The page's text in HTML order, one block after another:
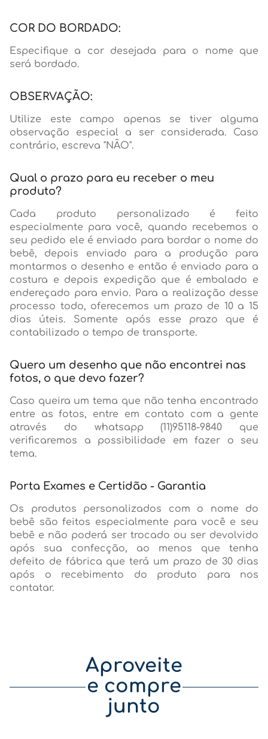
COR DO BORDADO:
Especifique a cor desejada para o nome que
será bordado.
OBSERVAÇÃO:
Utilize este campo apenas se tiver alguma
observação especial a ser considerada. Caso
contrário, escreva "NÃO".
Qual o prazo para eu receber o meu
produto?
Cada produto personalizado é feito
especialmente para você, quando recebemos o
seu pedido ele é enviado para bordar o nome do
bebê, depois enviado para a produção para
montarmos o desenho e então é enviado para a
costura e depois expedição que é embalado e
endereçado para envio. Para a realização desse
processo todo, oferecemos um prazo de 10 a 15
dias úteis. Somente após esse prazo que é
contabilizado o tempo de transporte.
Quero um desenho que não encontrei nas
fotos, o que devo fazer?
Caso queira um tema que não tenha encontrado
entre as fotos, entre em contato com a gente
através do whatsapp (11)95118-9840 que
verificaremos a possibilidade em fazer o seu
tema.
Porta Exames e Certidão - Garantia
Os produtos personalizados com o nome do
bebê são feitos especialmente para você e seu
bebê e não poderá ser trocado ou ser devolvido
após sua confecção, ao menos que tenha
defeito de fábrica que terá um prazo de 30 dias
após o recebimento do produto para nos
contatar.
Aproveite
e compre
junto